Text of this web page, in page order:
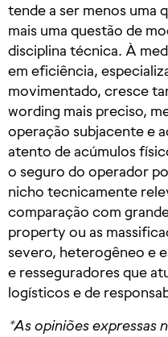
tende a ser menos uma
mais uma questão de
disciplina técnica. À
em eficiência,
movimentado, cresce
wording mais preciso,
operação subjacente e
atento de acúmulos
o seguro do operador
nicho tecnicamente
comparação com
property ou as
severo, heterogêneo e
e resseguradores que
logísticos e de
*As opiniões expressas